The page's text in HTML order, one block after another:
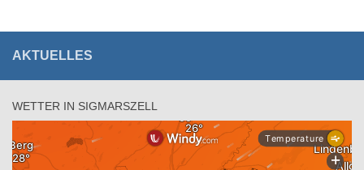
AKTUELLES
WETTER IN SIGMARSZELL